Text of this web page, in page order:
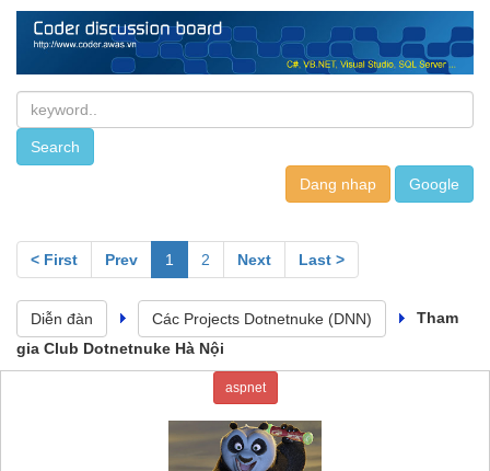
Dang nhap
< First Prev 1 2 Next Last >
Diễn đàn Các Projects Dotnetnuke (DNN)
Tham
gia Club Dotnetnuke Hà Nội
aspnet